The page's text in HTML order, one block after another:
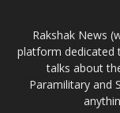
Rakshak News
platform dedicated
talks about
Paramilitary and